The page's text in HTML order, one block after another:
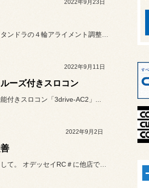
2022年9月23日
2022年9月11日
ーズ付きスロコン
付きスロコン「3drive-AC2」...
2022年9月2日